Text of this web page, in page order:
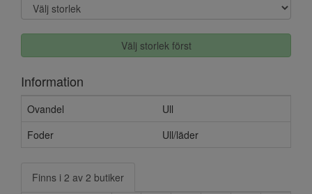
Välj storlek först
Information
Ovandel
Ull
Foder
Ull/läder
Finns i 2 av 2 butiker